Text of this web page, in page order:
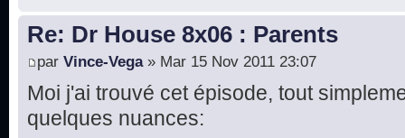
Re: Dr House 8x06 : Parents
par Vince-Vega» Mar 15 Nov 2011 23:07
Moi j'ai trouvé cet épisode, tout
quelques nuances: